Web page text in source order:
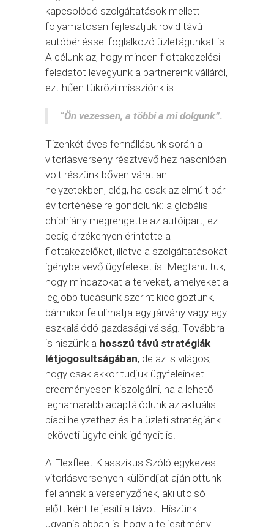
kapcsolódó szolgáltatások mellett
folyamatosan fejlesztjük rövid távú
autóbérléssel foglalkozó üzletágunkat is.
A célunk az, hogy minden flottakezelési
feladatot levegyünk a partnereink válláról,
ezt hűen tükrözi missziónk is:
“Ön vezessen, a többi a mi dolgunk”.
Tizenkét éves fennállásunk során a
vitorlásverseny résztvevőihez hasonlóan
volt részünk bőven váratlan
helyzetekben, elég, ha csak az elmúlt pár
év történéseire gondolunk: a globális
chiphiány megrengette az autóipart, ez
pedig érzékenyen érintette a
flottakezelőket, illetve a szolgáltatásokat
igénybe vevő ügyfeleket is. Megtanultuk,
hogy mindazokat a terveket, amelyeket a
legjobb tudásunk szerint kidolgoztunk,
bármikor felülírhatja egy járvány vagy egy
eszkalálódó gazdasági válság. Továbbra
is hiszünk a hosszú távú stratégiák
létjogosultságában, de az is világos,
hogy csak akkor tudjuk ügyfeleinket
eredményesen kiszolgálni, ha a lehető
leghamarabb adaptálódunk az aktuális
piaci helyzethez és ha üzleti stratégiánk
leköveti ügyfeleink igényeit is.
A Flexfleet Klasszikus Szóló egykezes
vitorlásversenyen különdíjat ajánlottunk
fel annak a versenyzőnek, aki utolsó
előttiként teljesíti a távot. Hiszünk
ugyanis abban is, hogy a teljesítmény